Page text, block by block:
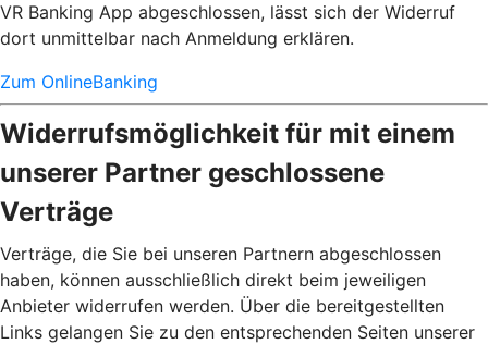
VR Banking App abgeschlossen, lässt sich der Widerruf
dort unmittelbar nach Anmeldung erklären.
Zum OnlineBanking
Widerrufsmöglichkeit für mit einem
unserer Partner geschlossene
Verträge
Verträge, die Sie bei unseren Partnern abgeschlossen
haben, können ausschließlich direkt beim jeweiligen
Anbieter widerrufen werden. Über die bereitgestellten
Links gelangen Sie zu den entsprechenden Seiten unserer